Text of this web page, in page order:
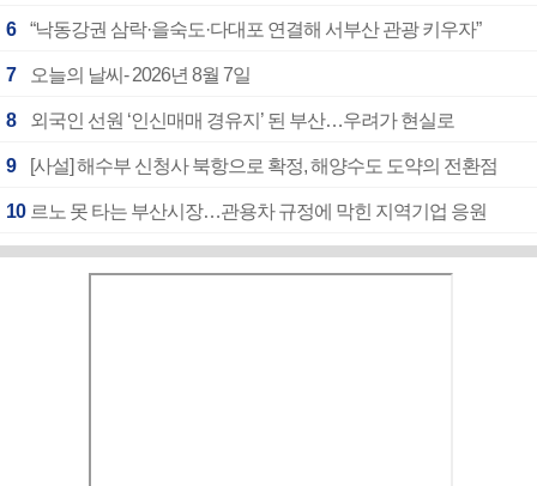
6 “낙동강권 삼락·을숙도·다대포 연결해 서부산 관광 키우자”
7 오늘의 날씨- 2026년 8월 7일
8 외국인 선원 ‘인신매매 경유지’ 된 부산…우려가 현실로
9 [사설] 해수부 신청사 북항으로 확정, 해양수도 도약의 전환점
10 르노 못 타는 부산시장…관용차 규정에 막힌 지역기업 응원